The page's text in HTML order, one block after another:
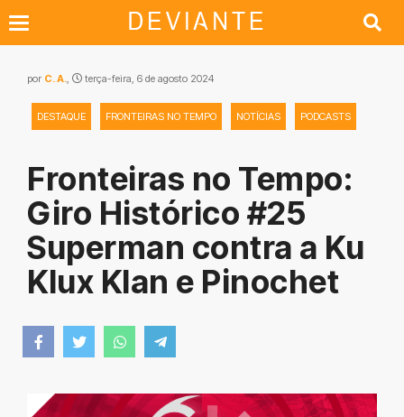
por C. A., terça-feira, 6 de agosto 2024
DESTAQUE FRONTEIRAS NO TEMPO NOTÍCIAS PODCASTS
Fronteiras no Tempo:
Giro Histórico #25
Superman contra a Ku
Klux Klan e Pinochet